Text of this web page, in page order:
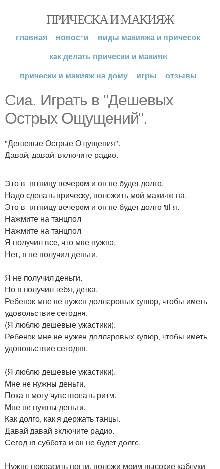
ПРИЧЕСКА И МАКИЯЖ
главная новости
виды макияжа и причесок
как делать прически и макияж
прически и макияж на дому
игры отзывы
Сиа. Играть в "Дешевых
Острых Ощущений".
"Дешевые Острые Ощущения".
Давай, давай, включите радио.
Это в пятницу вечером и он не будет долго.
Надо сделать прическу, положить мой макияж на.
Это в пятницу вечером и он не будет долго 'til я.
Нажмите на танцпол.
Нажмите на танцпол.
Я получил все, что мне нужно.
Нет, я не получил деньги.
Я не получил деньги.
Но я получил тебя, детка.
Ребенок мне не нужен долларовых купюр, чтобы иметь
удовольствие сегодня.
(Я люблю дешевые ужастики).
Ребенок мне не нужен долларовых купюр, чтобы иметь
удовольствие сегодня.
(Я люблю дешевые ужастики).
Мне не нужны деньги.
Пока я могу чувствовать ритм.
Мне не нужны деньги.
Как долго, как я держать танцы.
Давай давай включите радио.
Сегодня суббота и он не будет долго.
Нужно покрасить ногти, положи моим высокие каблуки